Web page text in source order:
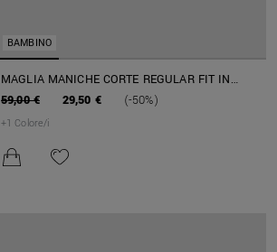
BAMBINO
MAGLIA MANICHE CORTE REGULAR FIT IN
FILATO COTONE A RIGHE
59,00 € 29,50 € (-50%)
+1 Colore/i